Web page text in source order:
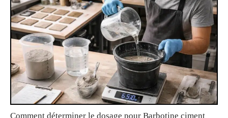
Comment déterminer le dosage pour Barbotine ciment